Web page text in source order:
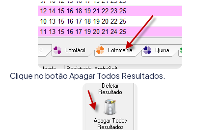
Clique no botão Apagar Todos Resultados.